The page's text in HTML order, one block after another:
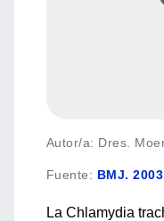
Autor/a: Dres.
Fuente: BMJ.
La Chlamydia